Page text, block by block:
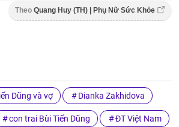
Theo Quang Huy (TH) | Phụ Nữ Sức Khỏe
Dũng và vợ Dianka Zakhidova
con trai Bùi Tiến Dũng ĐT Việt Nam